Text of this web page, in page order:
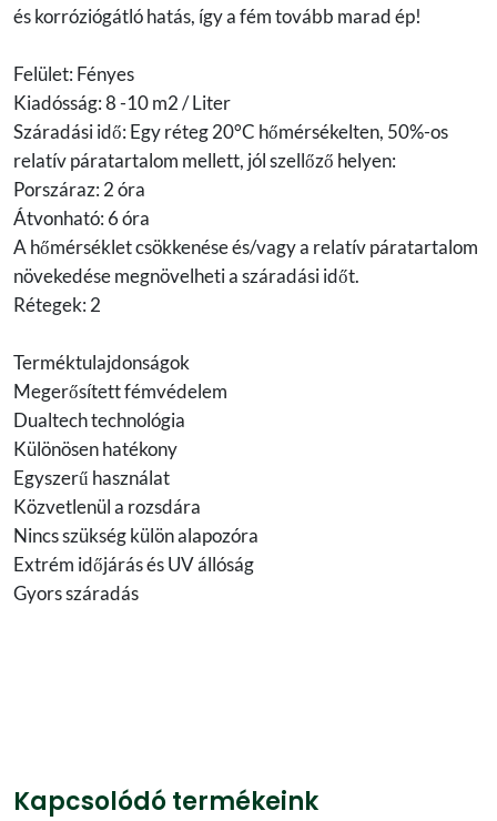
és korróziógátló hatás, így a fém tovább marad ép!
Felület: Fényes
Kiadósság: 8 -10 m2 / Liter
Száradási idő: Egy réteg 20°C hőmérsékelten, 50%-os
relatív páratartalom mellett, jól szellőző helyen:
Porszáraz: 2 óra
Átvonható: 6 óra
A hőmérséklet csökkenése és/vagy a relatív páratartalom
növekedése megnövelheti a száradási időt.
Rétegek: 2
Terméktulajdonságok
Megerősített fémvédelem
Dualtech technológia
Különösen hatékony
Egyszerű használat
Közvetlenül a rozsdára
Nincs szükség külön alapozóra
Extrém időjárás és UV állóság
Gyors száradás
Kapcsolódó termékeink